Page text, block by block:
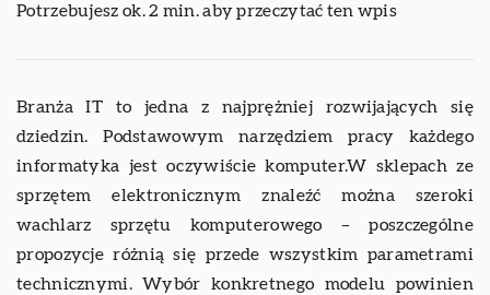
Potrzebujesz ok. 2 min. aby przeczytać ten wpis
Branża IT to jedna z najprężniej rozwijających się
dziedzin. Podstawowym narzędziem pracy każdego
informatyka jest oczywiście komputer.W sklepach ze
sprzętem elektronicznym znaleźć można szeroki
wachlarz sprzętu komputerowego – poszczególne
propozycje różnią się przede wszystkim parametrami
technicznymi. Wybór konkretnego modelu powinien